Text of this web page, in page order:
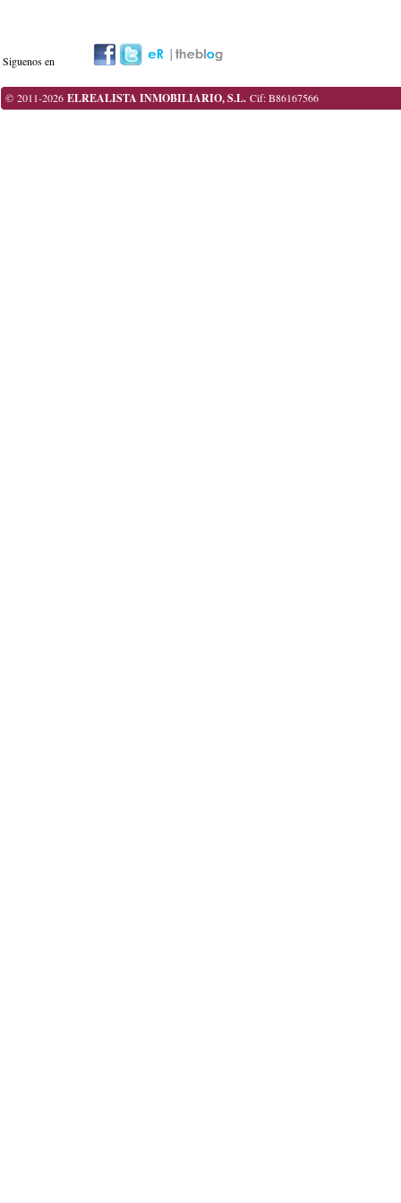
Siguenos en
© 2011-2026 ELREALISTA INMOBILIARIO, S.L.Cif: B86167566